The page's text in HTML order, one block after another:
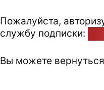
Пожалуйста,
службу подписки:
Вы можете